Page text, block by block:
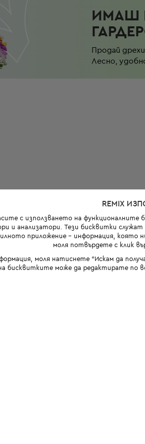
ИМАШ
Продай
Лесно,
REMIX
с използването на
и анализатори. Тези бисквитки служат
приложение - информация, която
моля потвърдете с клик
моля натиснете "Искам да
бисквитките може да редактирате по